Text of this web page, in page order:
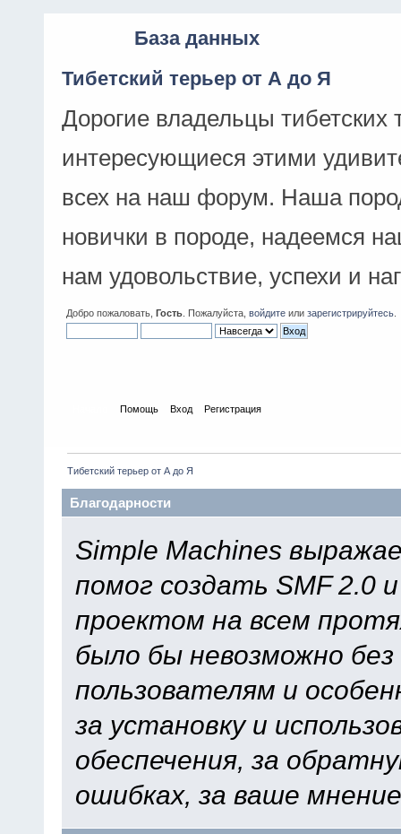
База данных
Тибетский терьер от А до Я
Дорогие владельцы
интересующиеся этими
всех на наш форум. Наша
новички в породе, надеемся
нам удовольствие, успехи и
Добро пожаловать, Гость . Пожалуйста, войдите или зарегистрируйтесь
Помощь Вход Регистрация
Тибетский терьер от А до Я
Благодарности
Simple Machines
помог создать SMF 2.0
проектом на всем
было бы невозможно
пользователям и
за установку и
обеспечения, за
ошибках, за ваше